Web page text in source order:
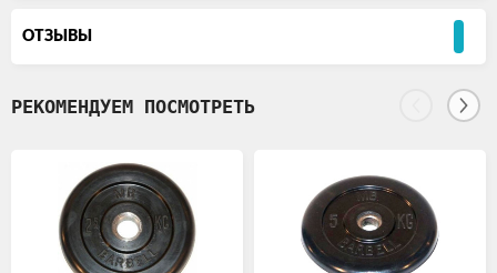
ОТЗЫВЫ
РЕКОМЕНДУЕМ ПОСМОТРЕТЬ